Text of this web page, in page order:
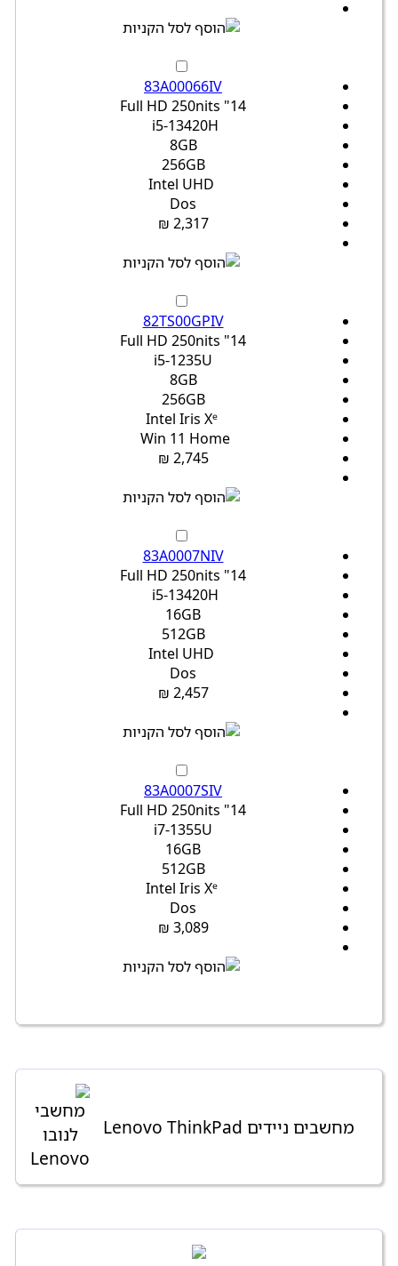
83A00066IV
14" Full HD 250nits
i5-13420H
8GB
256GB
Intel UHD
Dos
2,317 ₪
82TS00GPIV
14" Full HD 250nits
i5-1235U
8GB
256GB
Intel Iris Xᵉ
Win 11 Home
2,745 ₪
83A0007NIV
14" Full HD 250nits
i5-13420H
16GB
512GB
Intel UHD
Dos
2,457 ₪
83A0007SIV
14" Full HD 250nits
i7-1355U
16GB
512GB
Intel Iris Xᵉ
Dos
3,089 ₪
מחשבים ניידים Lenovo ThinkPad